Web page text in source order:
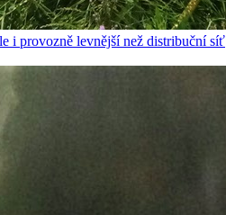
i provozně levnější než distribuční síť